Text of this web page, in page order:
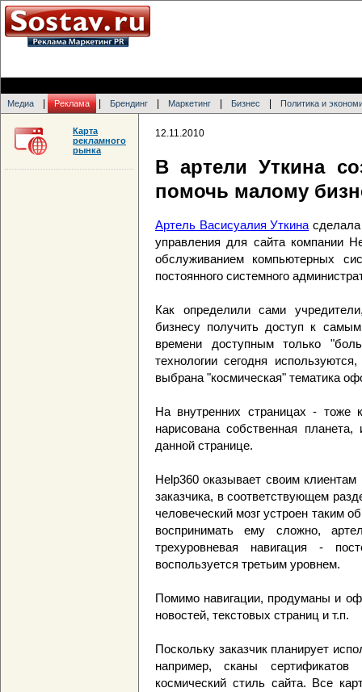
Медиа Реклама Брендинг Маркетинг Бизнес Политика и
12.11.2010
В артели Уткина
помочь малому
Артель Васисуалия Уткина сделала
управления для сайта компании
обслуживанием компьютерных
постоянного системного
Как определили сами
бизнесу получить доступ к
времени доступным только
технологии сегодня
выбрана "космическая" тематика
На внутренних страницах - тоже
нарисована собственная
данной странице.
Help360 оказывает своим
заказчика, в соответствующем
человеческий мозг устроен таким
воспринимать ему сложно,
трехуровневая навигация -
воспользуется третьим уровнем.
Помимо навигации, продуманы и
новостей, текстовых страниц и т.п.
Поскольку заказчик планирует
например, сканы
космический стиль сайта. Все
Карта
рекламного
рынка